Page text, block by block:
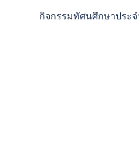
กิจกรรมทัศนศึกษาประ